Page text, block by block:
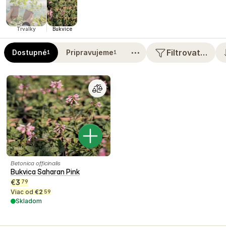
Trvalky Bukvice
Dostupné1 Pripravujeme1 ⋯ Filtrovat…
Betonica officinalis
Bukvica Saharan Pink
€3 79
Viac od €2 59
Skladom